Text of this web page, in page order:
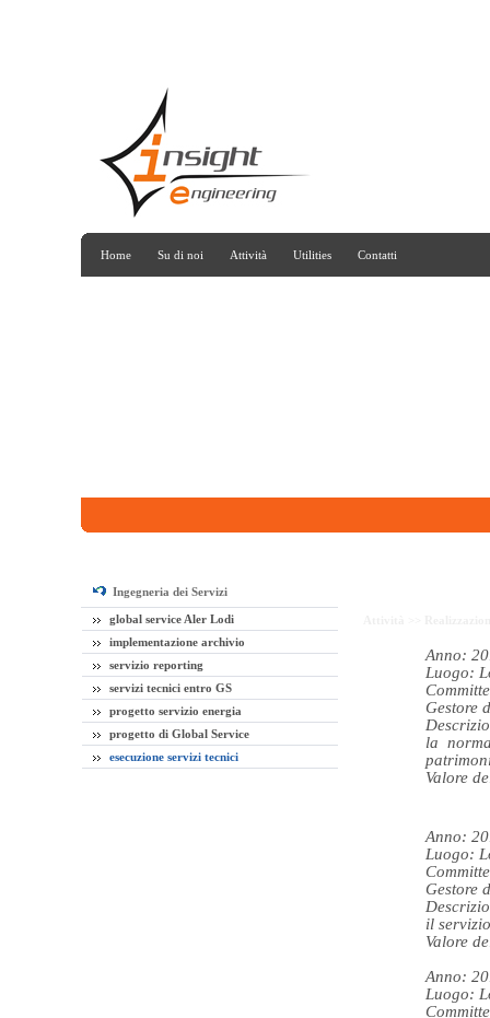
Home Su di noi Attività Utilities Contatti
Ingegneria dei Servizi
global service Aler Lodi
implementazione archivio
servizio reporting
servizi tecnici entro GS
progetto servizio energia
progetto di Global Service
esecuzione servizi tecnici
Anno:
Luogo:
Gestore
la
Valore
Anno:
Luogo:
Gestore
il
Valore
Anno:
Luogo: